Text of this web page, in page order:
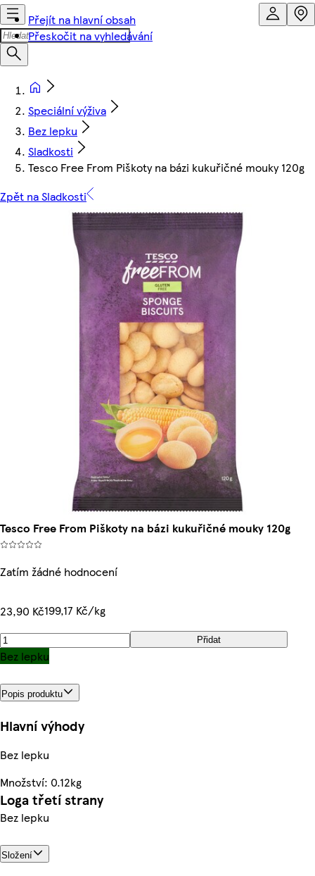
Přejít na hlavní obsah
Přeskočit na vyhledávání
Speciální výživa
Bez lepku
Sladkosti
Tesco Free From Piškoty na bázi kukuřičné mouky 120g
Zpět na Sladkosti
Tesco Free From Piškoty na bázi kukuřičné mouky 120g
Zatím žádné hodnocení
23,90 Kč199,17 Kč/kg
Přidat
Bez lepku
Popis produktu
Hlavní výhody
Bez lepku
Množství: 0.12kg
Loga třetí strany
Bez lepku
Složení